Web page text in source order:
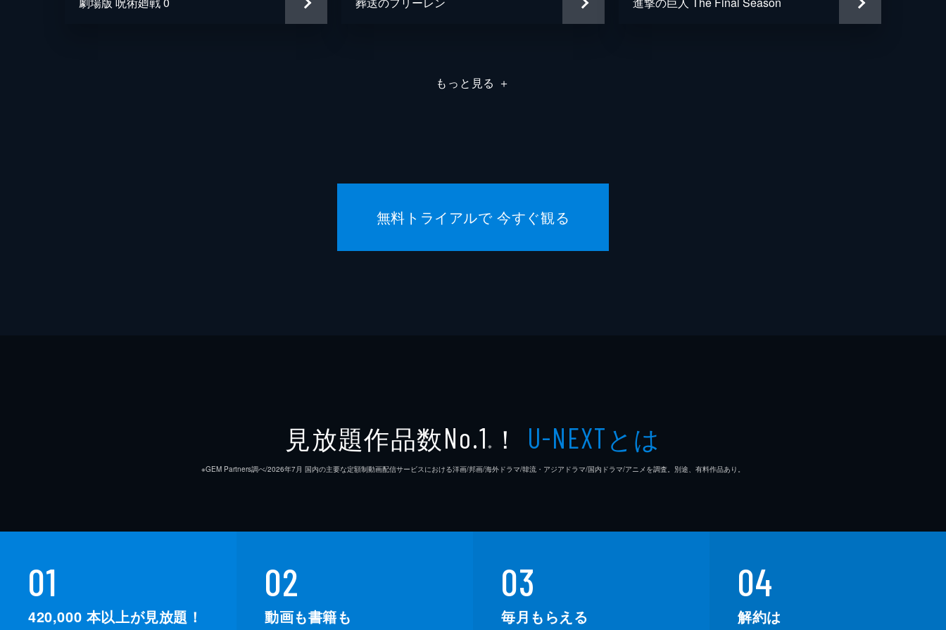
もっと見る ＋
無料トライアルで 今すぐ観る
見放題作品数No.1 ※ ！ U-NEXTとは
※GEM Partners調べ/2026年7⽉ 国内の主要な定額制動画配信サービスにおける洋画/邦画/海外ドラマ/韓流・アジアドラマ/国内ドラマ/アニメを調査。別途、有料作品あり。
01
420,000 本以上が見放題！
02
動画も書籍も
03
毎月もらえる
04
解約は